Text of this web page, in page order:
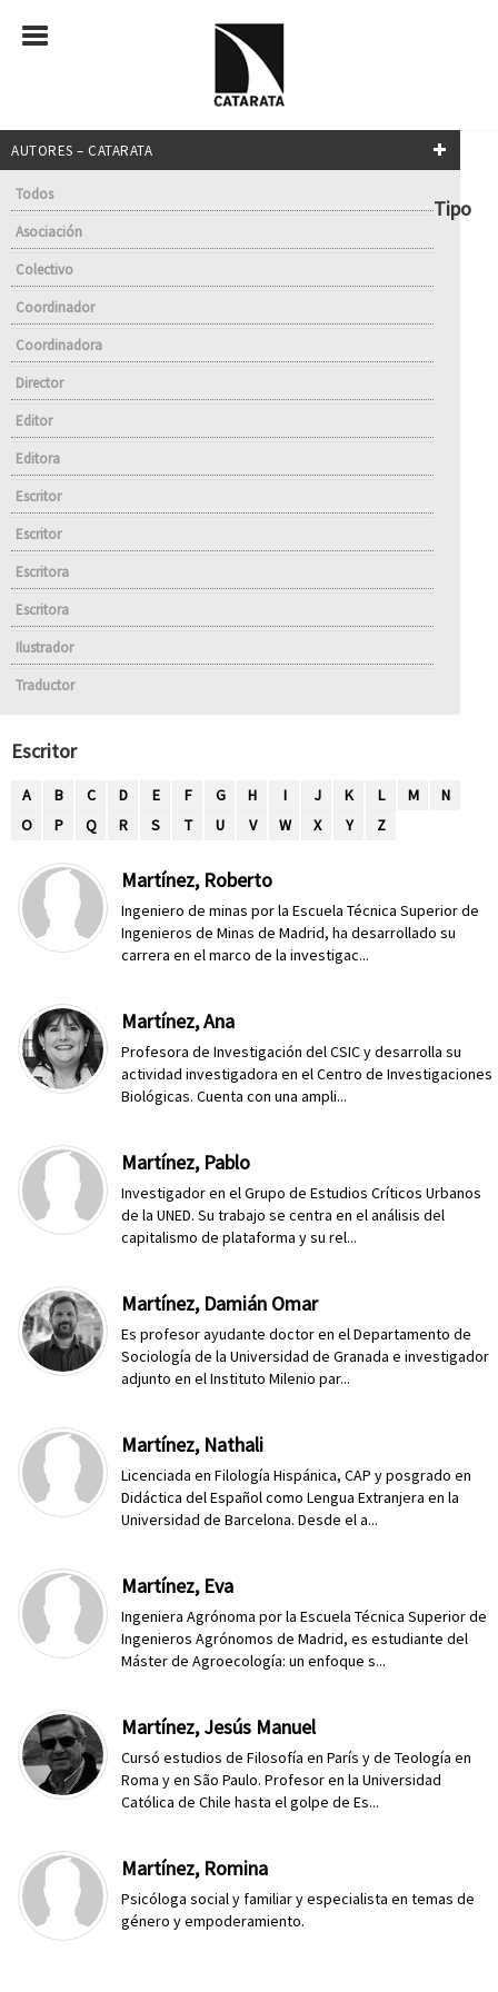
AUTORES – CATARATA
Todos
Asociación
Colectivo
Coordinador
Coordinadora
Director
Editor
Editora
Escritor
Escritor
Escritora
Escritora
Ilustrador
Traductor
Tipo
Escritor
A B C D E F G H I J K L M
N
O
P Q R S T U V W X Y Z
Martínez, Roberto
Ingeniero de minas por la Escuela Técnica Superior de
Ingenieros de Minas de Madrid, ha desarrollado su
carrera en el marco de la investigac...
Martínez, Ana
Profesora de Investigación del CSIC y desarrolla su
actividad investigadora en el Centro de Investigaciones
Biológicas. Cuenta con una ampli...
Martínez, Pablo
Investigador en el Grupo de Estudios Críticos Urbanos
de la UNED. Su trabajo se centra en el análisis del
capitalismo de plataforma y su rel...
Martínez, Damián Omar
Es profesor ayudante doctor en el Departamento de
Sociología de la Universidad de Granada e investigador
adjunto en el Instituto Milenio par...
Martínez, Nathali
Licenciada en Filología Hispánica, CAP y posgrado en
Didáctica del Español como Lengua Extranjera en la
Universidad de Barcelona. Desde el a...
Martínez, Eva
Ingeniera Agrónoma por la Escuela Técnica Superior de
Ingenieros Agrónomos de Madrid, es estudiante del
Máster de Agroecología: un enfoque s...
Martínez, Jesús Manuel
Cursó estudios de Filosofía en París y de Teología en
Roma y en São Paulo. Profesor en la Universidad
Católica de Chile hasta el golpe de Es...
Martínez, Romina
Psicóloga social y familiar y especialista en temas de
género y empoderamiento.